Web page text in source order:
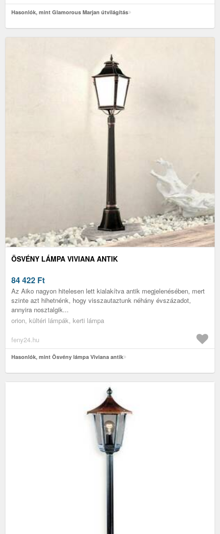
Hasonlók, mint Glamorous Marjan útvilágítás
ÖSVÉNY LÁMPA VIVIANA ANTIK
84 422 Ft
Az Aiko nagyon hitelesen lett kialakítva antik megjelenésében, mert
szinte azt hihetnénk, hogy visszautaztunk néhány évszázadot,
annyira nosztalgik...
orion, kültéri lámpák, kerti lámpa
feny24.hu
Hasonlók, mint Ösvény lámpa Viviana antik